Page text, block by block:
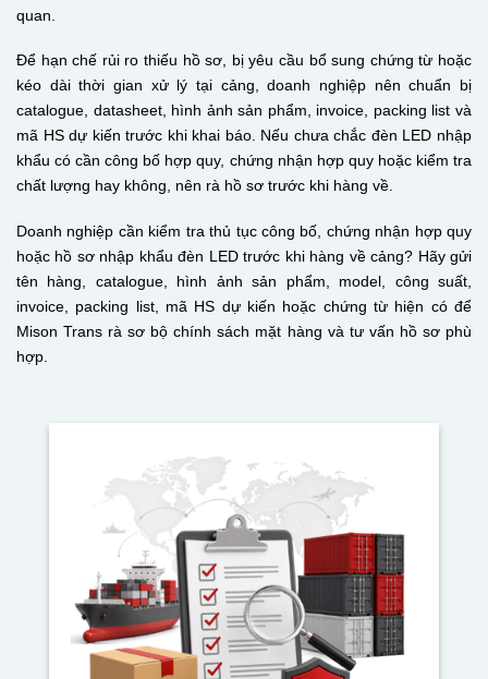
quan.
Để hạn chế rủi ro thiếu hồ sơ, bị yêu cầu bổ sung chứng từ hoặc
kéo dài thời gian xử lý tại cảng, doanh nghiệp nên chuẩn bị
catalogue, datasheet, hình ảnh sản phẩm, invoice, packing list và
mã HS dự kiến trước khi khai báo. Nếu chưa chắc đèn LED nhập
khẩu có cần công bố hợp quy, chứng nhận hợp quy hoặc kiểm tra
chất lượng hay không, nên rà hồ sơ trước khi hàng về.
Doanh nghiệp cần kiểm tra thủ tục công bố, chứng nhận hợp quy
hoặc hồ sơ nhập khẩu đèn LED trước khi hàng về cảng? Hãy gửi
tên hàng, catalogue, hình ảnh sản phẩm, model, công suất,
invoice, packing list, mã HS dự kiến hoặc chứng từ hiện có để
Mison Trans rà sơ bộ chính sách mặt hàng và tư vấn hồ sơ phù
hợp.